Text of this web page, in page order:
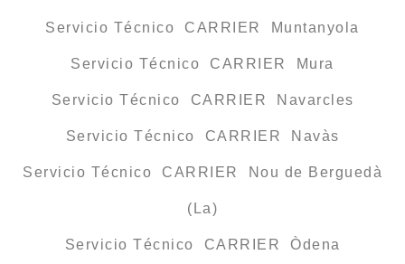
Servicio Técnico CARRIER Muntanyola
Servicio Técnico CARRIER Mura
Servicio Técnico CARRIER Navarcles
Servicio Técnico CARRIER Navàs
Servicio Técnico CARRIER Nou de Berguedà
(La)
Servicio Técnico CARRIER Òdena